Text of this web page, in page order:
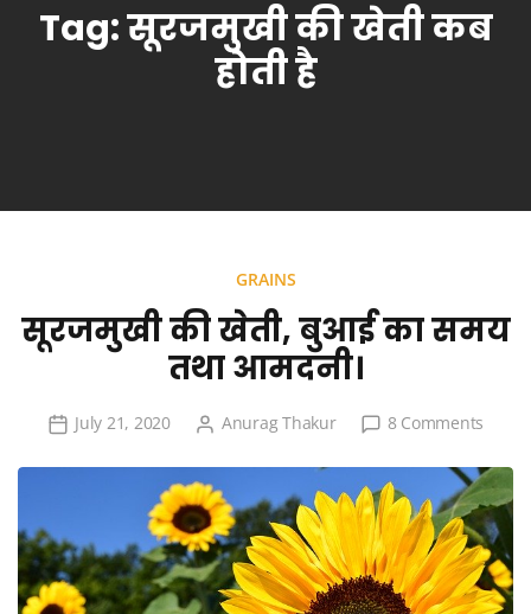
Tag:सूरजमुखी की खेती कब
होती है
GRAINS
सूरजमुखी की खेती, बुआई का समय
तथा आमदनी।
July 21, 2020 Anurag Thakur 8 Comments
की
खेती,
बुआई
का
समय